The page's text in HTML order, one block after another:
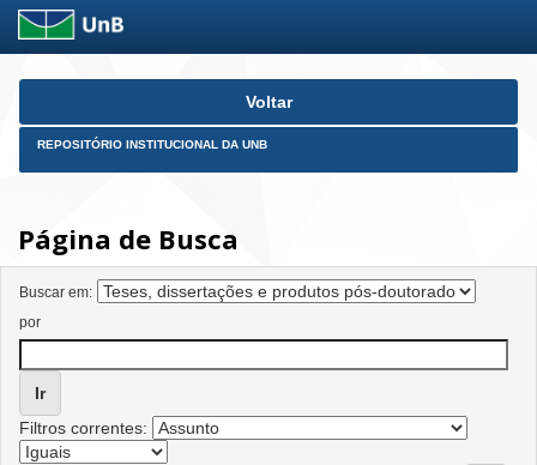
Skip
Voltar
REPOSITÓRIO INSTITUCIONAL DA UNB
Página de Busca
Buscar em:
por
Filtros correntes: